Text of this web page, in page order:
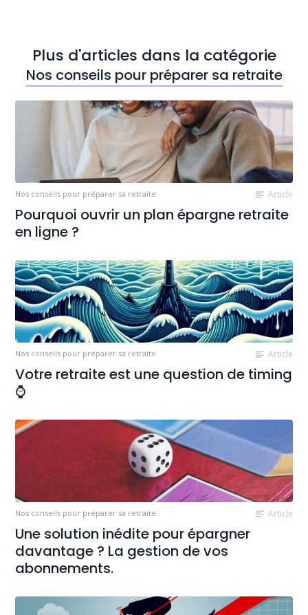
Plus d'articles dans la catégorie
Nos conseils pour préparer sa retraite
Nos conseils pour préparer sa retraite Article
Pourquoi ouvrir un plan épargne retraite
en ligne ?
Nos conseils pour préparer sa retraite Article
Votre retraite est une question de timing
⌚
Nos conseils pour préparer sa retraite Article
Une solution inédite pour épargner
davantage ? La gestion de vos
abonnements.